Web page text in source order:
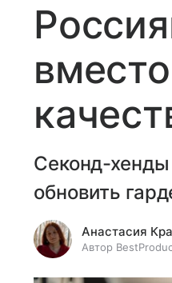
Секонд-
обновить
Анастасия
Автор